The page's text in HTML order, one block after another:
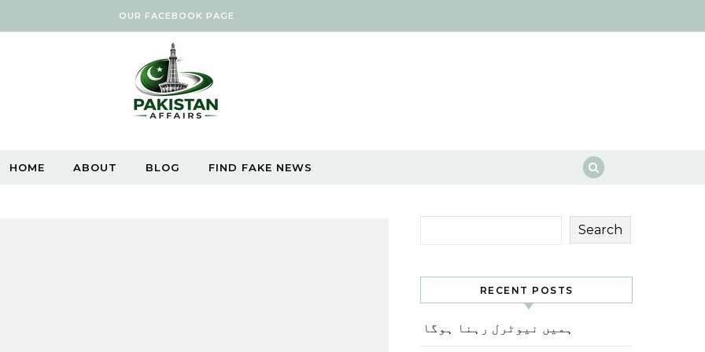
OUR FACEBOOK PAGE
HOME ABOUT BLOG FIND FAKE NEWS
Search
RECENT POSTS
ہمیں نیوٹرل رہنا ہوگا